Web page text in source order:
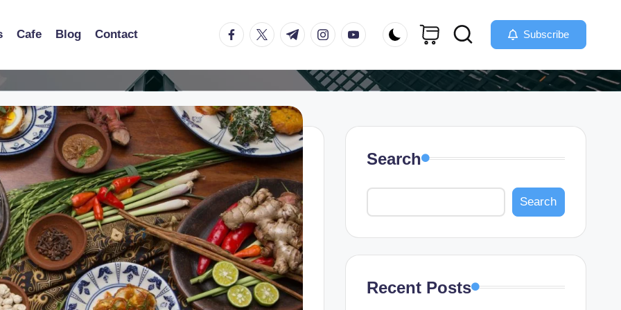
Cafe Blog Contact facebook.com
twitter.com
t.me instagram.com
youtube.com Subscribe
Search
Search
Recent Posts